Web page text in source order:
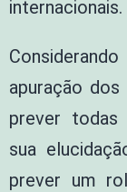
internacionais.
apuração
prever todas
sua
prever um